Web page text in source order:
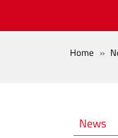
Home
Novità
News